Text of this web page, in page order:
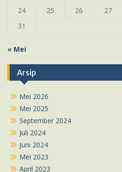
24
25 26 27
31
« Mei
Arsip
Mei 2026
Mei 2025
September 2024
Juli 2024
Juni 2024
Mei 2023
April 2023